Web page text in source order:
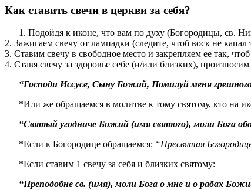
Как ставить свечи в церкви за себя?
1. Подойдя к иконе, что вам по духу (Богородицы, св.
2. Зажигаем свечу от лампадки (следите, чтоб воск не капал
3. Ставим свечу в свободное место и закрепляем ее так,
4. Ставя свечу за здоровье себе (и/или близких),
“Господи Иссусе, Сыну Божий, Помилуй меня
*Или же обращаемся в молитве к тому святому, кто на
“Святый угодниче Божий (имя святого), моли Бога
*Если к Богородице обращаемся: “Пресвятая
*Если ставим 1 свечу за себя и близких святому:
“Преподобне св. (имя), моли Бога о мне и о рабах